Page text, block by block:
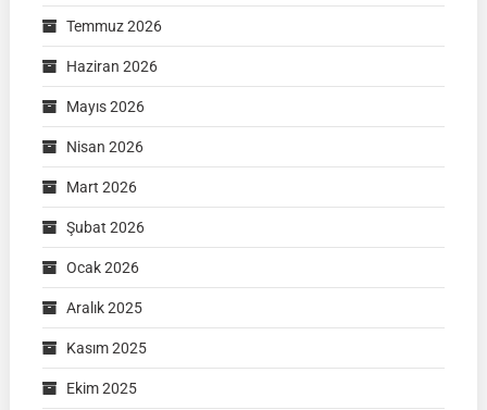
Temmuz 2026
Haziran 2026
Mayıs 2026
Nisan 2026
Mart 2026
Şubat 2026
Ocak 2026
Aralık 2025
Kasım 2025
Ekim 2025